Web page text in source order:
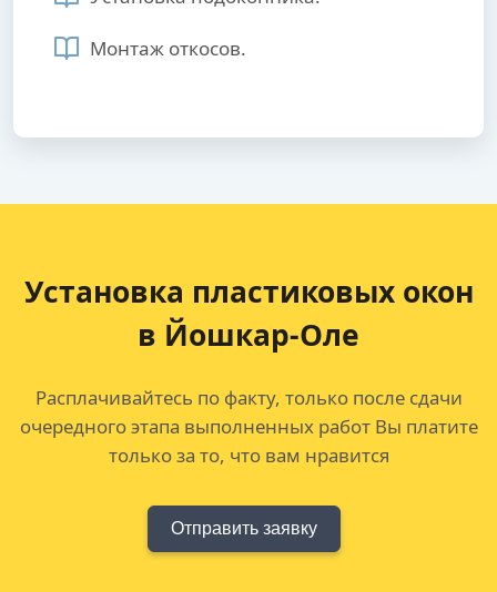
Монтаж откосов.
Установка пластиковых окон
в Йошкар-Оле
Расплачивайтесь по факту, только после сдачи
очередного этапа выполненных работ Вы платите
только за то, что вам нравится
Отправить заявку